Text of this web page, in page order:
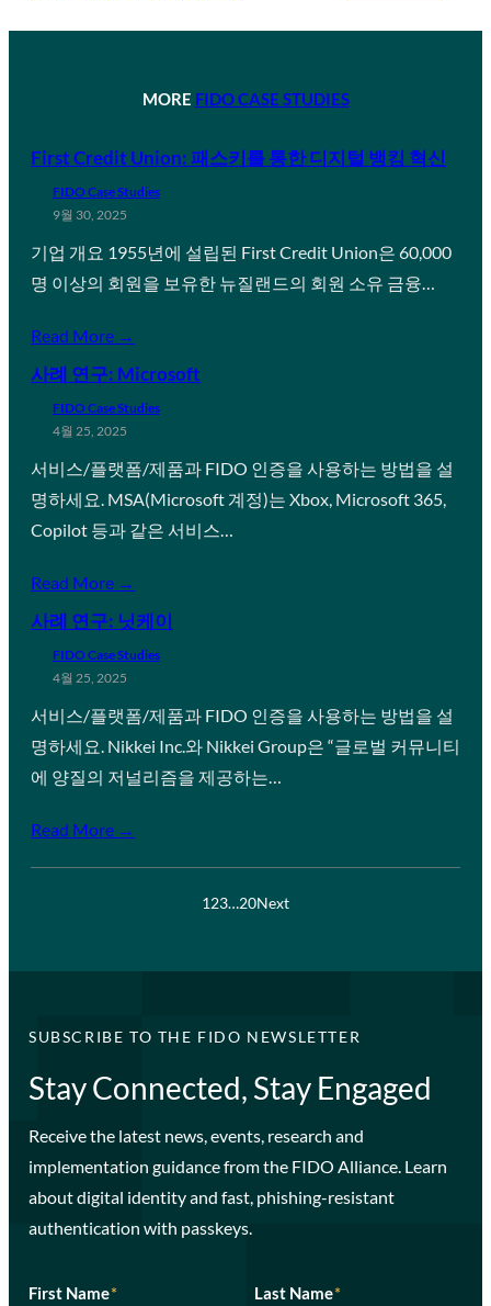
MORE FIDO CASE STUDIES
First Credit Union: 패스키를 통한 디지털 뱅킹 혁신
FIDO Case Studies
9월 30, 2025
기업 개요 1955년에 설립된 First Credit Union은 60,000
명 이상의 회원을 보유한 뉴질랜드의 회원 소유 금융…
Read More →
사례 연구: Microsoft
FIDO Case Studies
4월 25, 2025
서비스/플랫폼/제품과 FIDO 인증을 사용하는 방법을 설
명하세요. MSA(Microsoft 계정)는 Xbox, Microsoft 365,
Copilot 등과 같은 서비스…
Read More →
사례 연구: 닛케이
FIDO Case Studies
4월 25, 2025
서비스/플랫폼/제품과 FIDO 인증을 사용하는 방법을 설
명하세요. Nikkei Inc.와 Nikkei Group은 “글로벌 커뮤니티
에 양질의 저널리즘을 제공하는…
Read More →
123…20Next
SUBSCRIBE TO THE FIDO NEWSLETTER
Stay Connected, Stay Engaged
Receive the latest news, events, research and
implementation guidance from the FIDO Alliance. Learn
about digital identity and fast, phishing-resistant
authentication with passkeys.
First Name* Last Name*